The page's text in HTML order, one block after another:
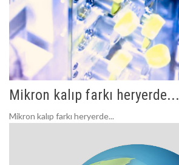
Mikron kalıp farkı heryerde...
Mikron kalıp farkı heryerde...